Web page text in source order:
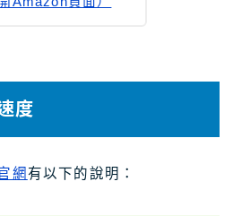
度
網有以下的說明：